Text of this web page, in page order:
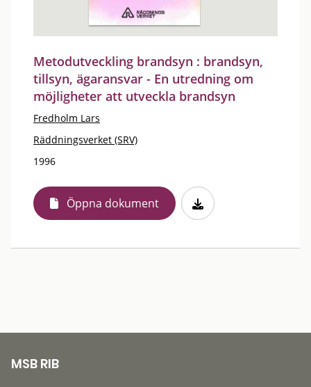
Metodutveckling brandsyn : brandsyn,
tillsyn, ägaransvar - En utredning om
möjligheter att utveckla brandsyn
Fredholm Lars
Räddningsverket (SRV)
1996
Öppna dokument
MSB RIB